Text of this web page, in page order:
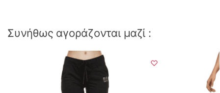
Συνήθως αγοράζονται μαζί :